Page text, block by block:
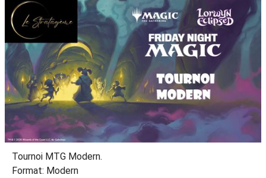
Tournoi MTG Modern.
Format: Modern